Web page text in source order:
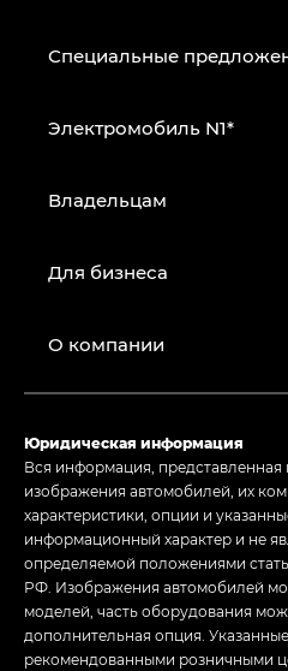
Специальные
Электромобиль N1*
Владельцам
Для бизнеса
О компании
Юридическая информация
Вся информация, представленная
изображения автомобилей, их
характеристики, опции и
информационный характер и не
определяемой положениями
РФ. Изображения автомобилей
моделей, часть оборудования
дополнительная опция.
рекомендованными розничными